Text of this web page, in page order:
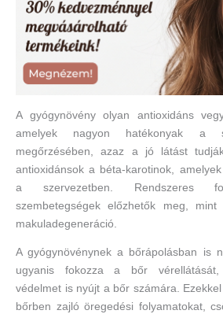
A gyógynövény olyan antioxidáns
amelyek nagyon hatékonyak a
megőrzésében, azaz a jó látást
antioxidánsok a béta-karotinok,
a szervezetben. Rendszeres
szembetegségek előzhetők meg,
makuladegeneráció.
A gyógynövénynek a bőrápolásban is
ugyanis fokozza a bőr vérellátását,
védelmet is nyújt a bőr számára.
bőrben zajló öregedési folyamatokat,